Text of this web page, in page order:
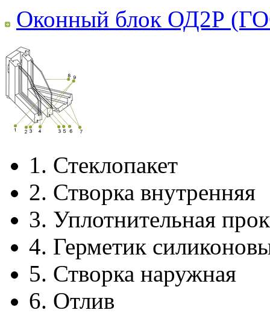
Оконный блок ОД2Р
1. Стеклопакет
2. Створка внутренняя
3. Уплотнительная
4. Герметик
5. Створка наружная
6. Отлив